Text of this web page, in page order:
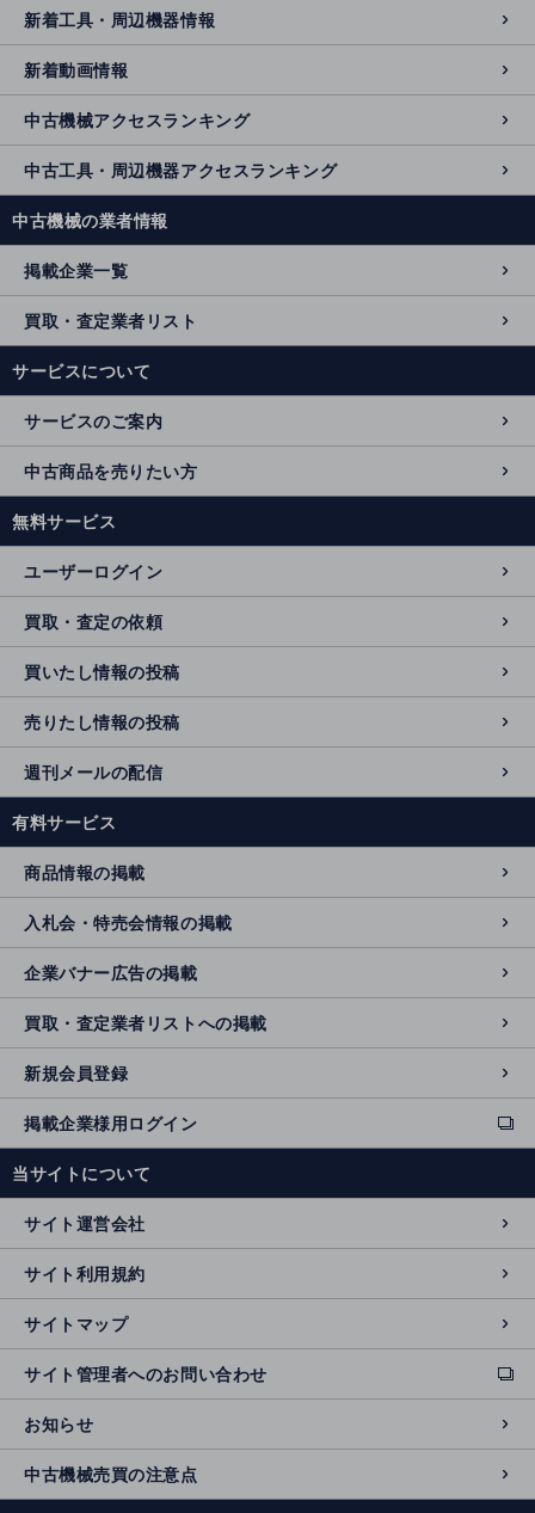
新着工具・周辺機器情報
新着動画情報
中古機械アクセスランキング
中古工具・周辺機器アクセスランキング
中古機械の業者情報
掲載企業一覧
買取・査定業者リスト
サービスについて
サービスのご案内
中古商品を売りたい方
無料サービス
ユーザーログイン
買取・査定の依頼
買いたし情報の投稿
売りたし情報の投稿
週刊メールの配信
有料サービス
商品情報の掲載
入札会・特売会情報の掲載
企業バナー広告の掲載
買取・査定業者リストへの掲載
新規会員登録
掲載企業様用ログイン
ext
e
n
al
si
t
e
当サイトについて
サイト運営会社
サイト利用規約
サイトマップ
サイト管理者へのお問い合わせ
ext
e
r
n
al
si
お知らせ
中古機械売買の注意点